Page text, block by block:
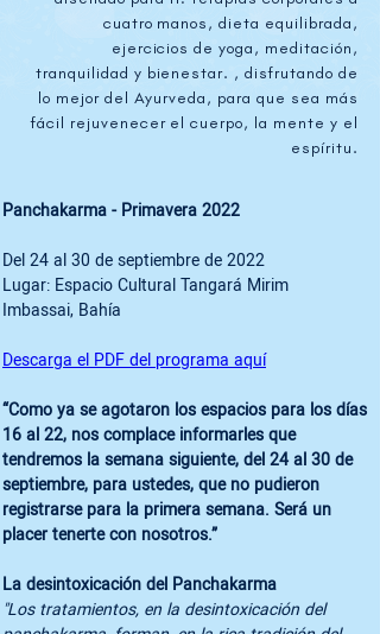
cuatro manos, dieta equilibrada,
ejercicios de yoga, meditación,
tranquilidad y bienestar. , disfrutando de
lo mejor del Ayurveda, para que sea más
fácil rejuvenecer el cuerpo, la mente y el
espíritu.
Panchakarma - Primavera 2022
Del 24 al 30 de septiembre de 2022
Lugar: Espacio Cultural Tangará Mirim
Imbassai, Bahía
Descarga el PDF del programa aquí
“Como ya se agotaron los espacios para los días
16 al 22, nos complace informarles que
tendremos la semana siguiente, del 24 al 30 de
septiembre, para ustedes, que no pudieron
registrarse para la primera semana. Será un
placer tenerte con nosotros.”
"Los tratamientos, en la desintoxicación del